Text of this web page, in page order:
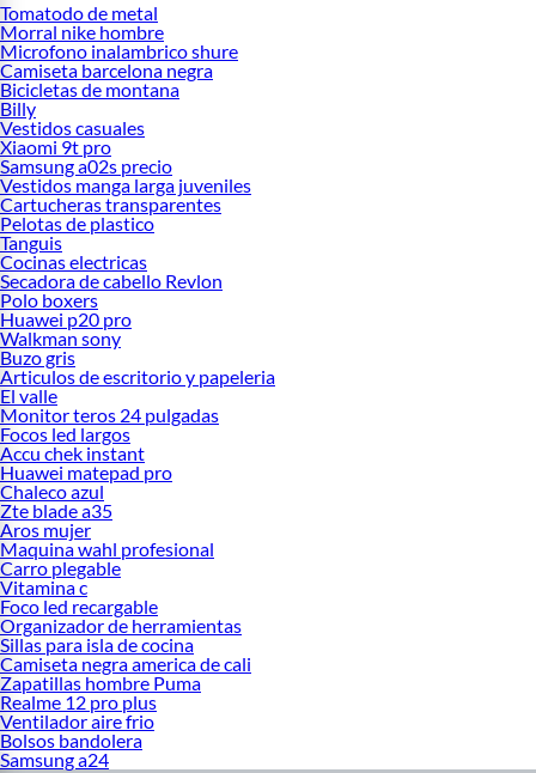
Tomatodo de metal
Morral nike hombre
Microfono inalambrico shure
Camiseta barcelona negra
Bicicletas de montana
Billy
Vestidos casuales
Xiaomi 9t pro
Samsung a02s precio
Vestidos manga larga juveniles
Cartucheras transparentes
Pelotas de plastico
Tanguis
Cocinas electricas
Secadora de cabello Revlon
Polo boxers
Huawei p20 pro
Walkman sony
Buzo gris
Articulos de escritorio y papeleria
El valle
Monitor teros 24 pulgadas
Focos led largos
Accu chek instant
Huawei matepad pro
Chaleco azul
Zte blade a35
Aros mujer
Maquina wahl profesional
Carro plegable
Vitamina c
Foco led recargable
Organizador de herramientas
Sillas para isla de cocina
Camiseta negra america de cali
Zapatillas hombre Puma
Realme 12 pro plus
Ventilador aire frio
Bolsos bandolera
Samsung a24